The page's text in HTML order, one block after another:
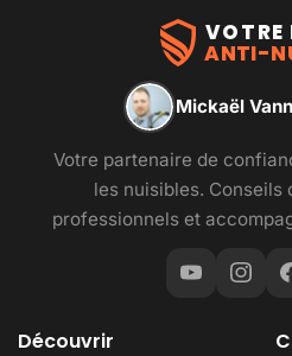
VOTRE
ANTI-
Mickaël
Votre partenaire de
les nuisibles.
professionnels et
Découvrir